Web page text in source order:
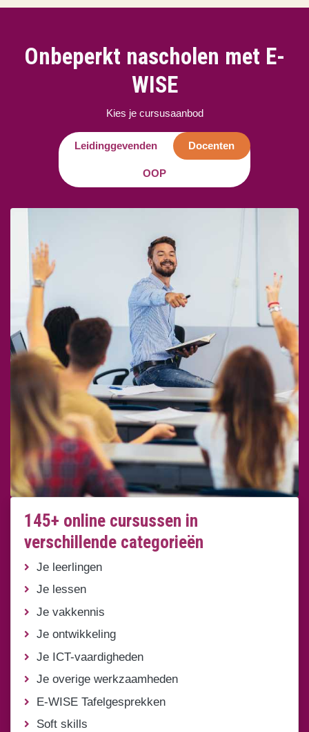
Onbeperkt nascholen met E-
WISE
Kies je cursusaanbod
Leidinggevenden Docenten
OOP
145+ online cursussen in
verschillende categorieën
Je leerlingen
Je lessen
Je vakkennis
Je ontwikkeling
Je ICT-vaardigheden
Je overige werkzaamheden
E-WISE Tafelgesprekken
Soft skills